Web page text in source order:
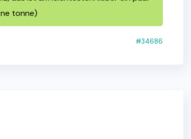
tonne)
#34686